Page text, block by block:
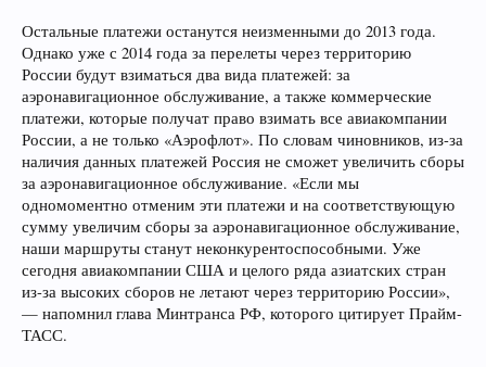
Остальные платежи останутся неизменными до 2013 года.
Однако уже с 2014 года за перелеты через территорию
России будут взиматься два вида платежей: за
аэронавигационное обслуживание, а также коммерческие
платежи, которые получат право взимать все авиакомпании
России, а не только «Аэрофлот». По словам чиновников, из-за
наличия данных платежей Россия не сможет увеличить сборы
за аэронавигационное обслуживание. «Если мы
одномоментно отменим эти платежи и на соответствующую
сумму увеличим сборы за аэронавигационное обслуживание,
наши маршруты станут неконкурентоспособными. Уже
сегодня авиакомпании США и целого ряда азиатских стран
из-за высоких сборов не летают через территорию России»,
— напомнил глава Минтранса РФ, которого цитирует Прайм-
ТАСС.